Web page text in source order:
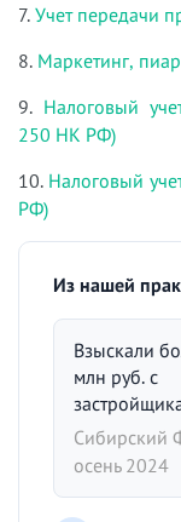
7. Учет передачи
8. Маркетинг,
9. Налоговый
250 НК РФ)
10. Налоговый
РФ)
Из нашей
Взыскали
млн руб. с
Сибирский
осень 2024